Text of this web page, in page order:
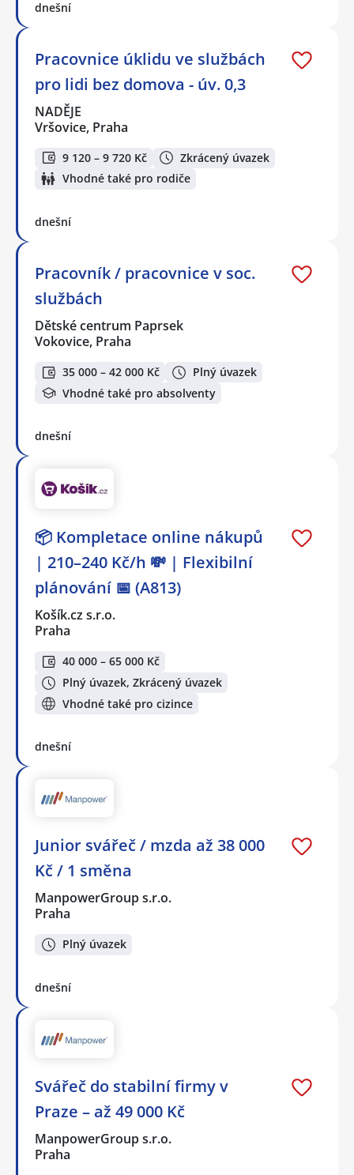
dnešní
Pracovnice úklidu ve službách
pro lidi bez domova - úv. 0,3
NADĚJE
Vršovice, Praha
9 120 – 9 720 Kč
Zkrácený úvazek
Vhodné také pro rodiče
dnešní
Pracovník / pracovnice v soc.
službách
Dětské centrum Paprsek
Vokovice, Praha
35 000 – 42 000 Kč
Plný úvazek
Vhodné také pro absolventy
dnešní
📦 Kompletace online nákupů
| 210–240 Kč/h 💸 | Flexibilní
plánování 📅 (A813)
Košík.cz s.r.o.
Praha
40 000 – 65 000 Kč
Plný úvazek, Zkrácený úvazek
Vhodné také pro cizince
dnešní
Junior svářeč / mzda až 38 000
Kč / 1 směna
ManpowerGroup s.r.o.
Praha
Plný úvazek
dnešní
Svářeč do stabilní firmy v
Praze – až 49 000 Kč
ManpowerGroup s.r.o.
Praha